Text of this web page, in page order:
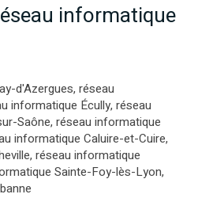
informatique
d'Azergues, réseau
informatique Écully, réseau
Saône, réseau informatique
informatique Caluire-et-Cuire,
, réseau informatique
Sainte-Foy-lès-Lyon,